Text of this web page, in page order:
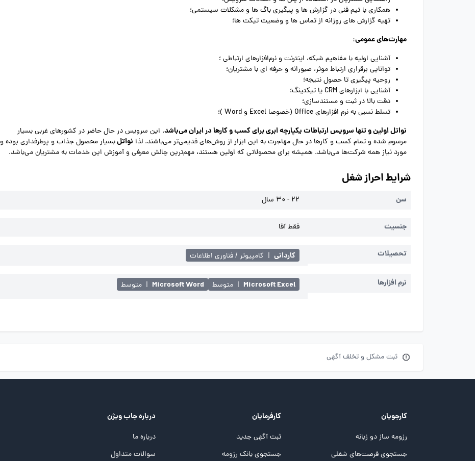
همکاری با تیم فنی در گزارش ها و پیگیری باگ ها و مشکلات سیستمی؛
تهیه گزارش های روزانه از تماس ها و وضعیت تیکت ها؛
مهارت‌های عمومی:
آشنایی اولیه با مفاهیم شبکه، اینترنت و نرم‌افزارهای ارتباطی ؛
توانایی برقراری ارتباط موثر، صبورانه و حرفه ای با مشتریان؛
روحیه پیگیری تا حصول نتیجه؛
آشنایی با ابزارهای CRM یا تیکتینگ؛
دقت بالا در ثبت و مستندسازی؛
تسلط نسبی به نرم افزارهای Office (خصوصا Excel و Word )؛
نواتل اولین و تنها سرویس ارتباطات یکپارچه ابری برای کسب و کارها در ایران می‌باشد. این سرویس در حال حاضر در کشورهای غربی بسیار
مرسوم شده و تمام کسب و کارها در حال مهاجرت به این ابزار از روش‌های قدیمی‌تر می‌باشند. لذا نواتلبسیار محصول جذاب و پرطرفداری بوده و
مورد نیاز همه شرکت‌ها می‌باشد. همیشه برای محصولاتی که اولین هستند، مهم‌ترین چالش معرفی و آموزش این خدمات به مشتریان می‌باشد.
شرایط احراز شغل
سن 22 - 30 سال
جنسیت فقط آقا
تحصیلات کاردانی | کامپیوتر / فناوری اطلاعات
نرم افزارها Microsoft Excel
| متوسط Microsoft Word
| متوسط
ثبت مشکل و تخلف آگهی
کارجویان
رزومه ساز دو زبانه
جستجوی فرصت‌های شغلی
کارفرمایان
ثبت آگهی جدید
جستجوی بانک رزومه
درباره جاب ویژن
درباره ما
سوالات متداول